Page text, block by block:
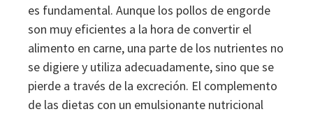
es fundamental. Aunque los pollos de engorde
son muy eficientes a la hora de convertir el
alimento en carne, una parte de los nutrientes no
se digiere y utiliza adecuadamente, sino que se
pierde a través de la excreción. El complemento
de las dietas con un emulsionante nutricional